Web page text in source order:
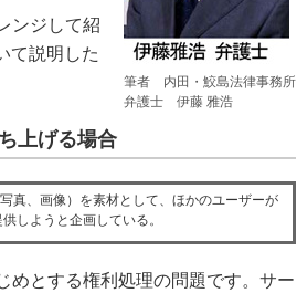
筆者 内田・鮫島法律事務所
弁護士 伊藤 雅浩
ンジして紹
て説明した
上げる場合
真、画像）を素材として、ほかのユーザーが
しようと企画している。
とする権利処理の問題です。サー